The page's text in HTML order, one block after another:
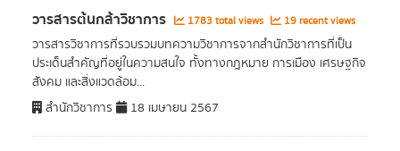
วารสารต้นกล้าวิชาการ 1783 total views 19 recent views
วารสารวิชาการที่รวบรวมบทความวิชาการจากสำนักวิชาการที่เป็น
ประเด็นสำคัญที่อยู่ในความสนใจ ทั้งทางกฎหมาย การเมือง เศรษฐกิจ
สังคม และสิ่งแวดล้อม...
สำนักวิชาการ
18 เมษายน 2567